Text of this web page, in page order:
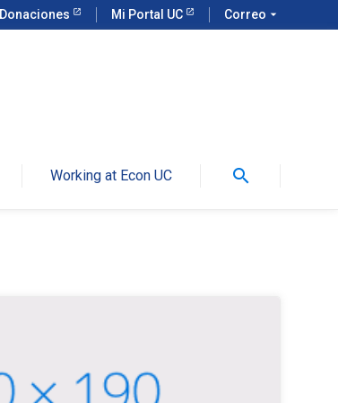
Donaciones Mi Portal UC Correo arrow_drop_down
Working at Econ UC search